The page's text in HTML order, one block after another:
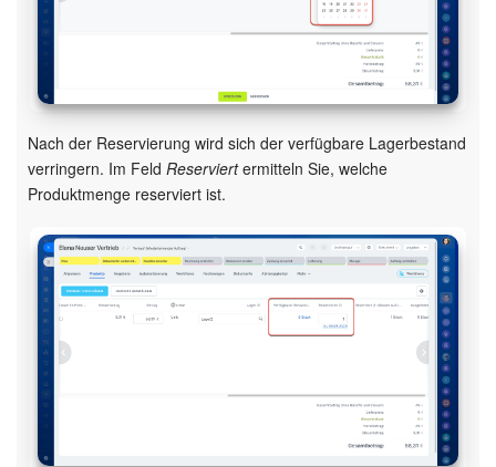
Nach der Reservierung wird sich der verfügbare Lagerbestand
verringern. Im Feld Reserviertermitteln Sie, welche
Produktmenge reserviert ist.